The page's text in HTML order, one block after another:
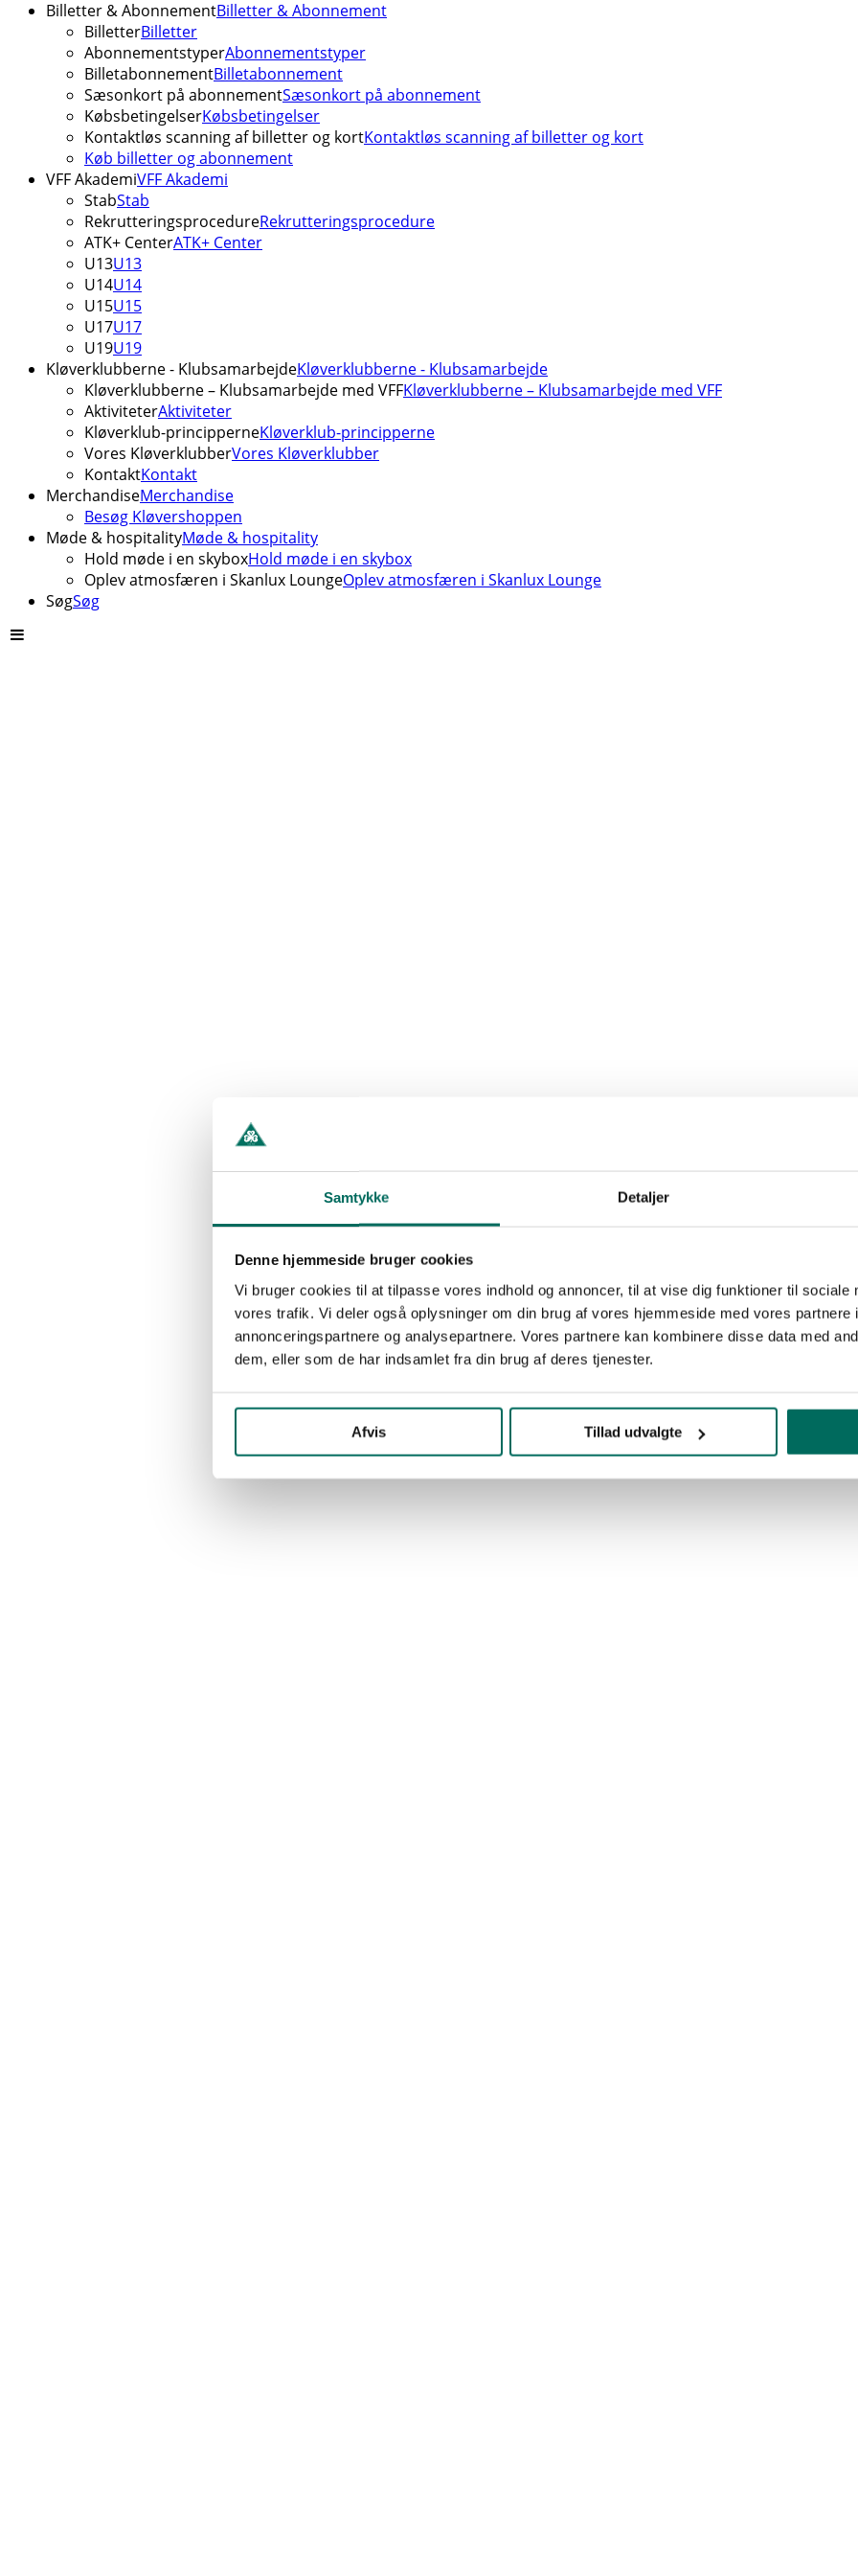
Samtykke Detaljer
Denne hjemmeside bruger cookies
Vi bruger cookies til at tilpasse vores indhold og annoncer, til at vise dig funktioner til sociale
vores trafik. Vi deler også oplysninger om din brug af vores hjemmeside med vores partnere
annonceringspartnere og analysepartnere. Vores partnere kan kombinere disse data med
dem, eller som de har indsamlet fra din brug af deres tjenester.
Afvis Tillad udvalgte
Billetter & AbonnementBilletter & Abonnement
BilletterBilletter
AbonnementstyperAbonnementstyper
BilletabonnementBilletabonnement
Sæsonkort på abonnementSæsonkort på abonnement
KøbsbetingelserKøbsbetingelser
Kontaktløs scanning af billetter og kortKontaktløs scanning af billetter og kort
Køb billetter og abonnement
VFF AkademiVFF Akademi
StabStab
RekrutteringsprocedureRekrutteringsprocedure
ATK+ CenterATK+ Center
U13U13
U14U14
U15U15
U17U17
U19U19
Kløverklubberne - KlubsamarbejdeKløverklubberne - Klubsamarbejde
Kløverklubberne – Klubsamarbejde med VFFKløverklubberne – Klubsamarbejde med VFF
AktiviteterAktiviteter
Kløverklub-principperneKløverklub-principperne
Vores KløverklubberVores Kløverklubber
KontaktKontakt
MerchandiseMerchandise
Besøg Kløvershoppen
Møde & hospitalityMøde & hospitality
Hold møde i en skyboxHold møde i en skybox
Oplev atmosfæren i Skanlux LoungeOplev atmosfæren i Skanlux Lounge
SøgSøg